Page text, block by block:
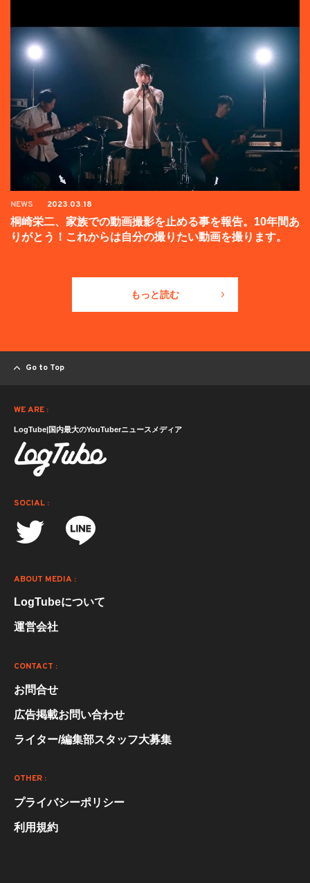
NEWS 2023.03.18
桐崎栄二、家族での動画撮影を止める事を報告。10年間あ
りがとう！これからは自分の撮りたい動画を撮ります。
もっと読む
Go to Top
WE ARE :
LogTube|国内最大のYouTuberニュースメディア
SOCIAL :
ABOUT MEDIA :
LogTubeについて
運営会社
CONTACT :
お問合せ
広告掲載お問い合わせ
ライター/編集部スタッフ大募集
OTHER :
プライバシーポリシー
利用規約